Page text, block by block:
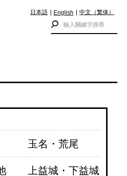
日本語 English 中文（繁体）
玉名・荒尾
上益城・下益城